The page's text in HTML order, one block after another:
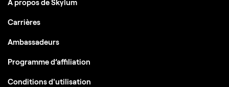
Version de l'OS
RAM
conseillé)
Espacio de disco
Espace libre sur le disque dur de 10 Go ; SSD
A propos de Skylum
Carrières
Ambassadeurs
Programme d’affiliation
Conditions d'utilisation